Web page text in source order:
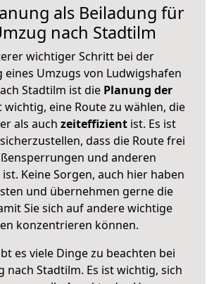
als Beiladung für
nach Stadtilm
wichtiger Schritt bei der
Umzugs von Ludwigshafen
Stadtilm ist die Planung der
wichtig, eine Route zu wählen, die
als auch zeiteffizientist. Es ist
dass die Route frei
und anderen
Keine Sorgen, auch hier haben
und übernehmen gerne die
Sie sich auf andere wichtige
konzentrieren können.
es viele Dinge zu beachten bei
nach Stadtilm. Es ist wichtig, sich